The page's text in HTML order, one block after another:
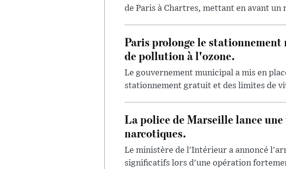
de Paris à Chartres, mettant en avant
Paris prolonge le
de pollution à l'ozone.
Le gouvernement municipal a mis en
stationnement gratuit et des limites de
La police de Marseille lance
narcotiques.
Le ministère de l'Intérieur a annoncé
significatifs lors d'une opération